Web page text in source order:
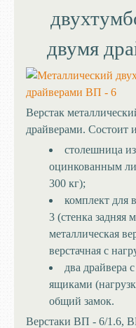
двумя
Верстак
драйверами. Состоит
столешница
оцинкованным
300 кг);
комплект для
3 (стенка задняя
металлическая
верстачная с
два драйвера
ящиками
общий замок.
Верстаки ВП - 6/1.6,